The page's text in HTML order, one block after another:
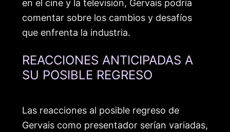
en el cine y la televisión, Gervais podría
comentar sobre los cambios y desafíos
que enfrenta la industria.
REACCIONES ANTICIPADAS A
SU POSIBLE REGRESO
Las reacciones al posible regreso de
Gervais como presentador serían variadas,